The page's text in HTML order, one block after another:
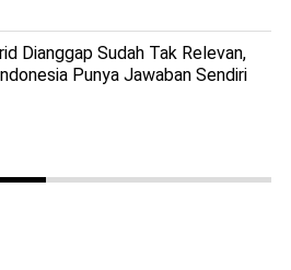
Dianggap Sudah Tak Relevan,
Punya Jawaban Sendiri